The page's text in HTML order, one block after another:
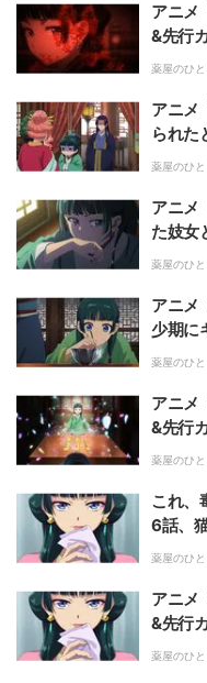
アニメ
&先行
当の死
薬屋のひと
アニメ
られた
ポカー
薬屋のひと
アニメ
た妓女
行カッ
薬屋のひと
アニメ
少期に
ぃ」呼
薬屋のひと
アニメ
&先行
それを
薬屋のひと
これ、
6話、
化した
薬屋のひと
アニメ
&先行
迫る!?
薬屋のひと